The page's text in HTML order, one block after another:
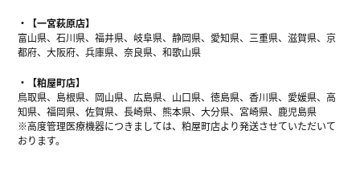
【一宮萩原店】
富山県、石川県、福井県、岐阜県、静岡県、愛知県、三重県、滋賀県、京
都府、大阪府、兵庫県、奈良県、和歌山県
【粕屋町店】
鳥取県、島根県、岡山県、広島県、山口県、徳島県、香川県、愛媛県、高
知県、福岡県、佐賀県、長崎県、熊本県、大分県、宮崎県、鹿児島県
※高度管理医療機器につきましては、粕屋町店より発送させていただいて
おります。